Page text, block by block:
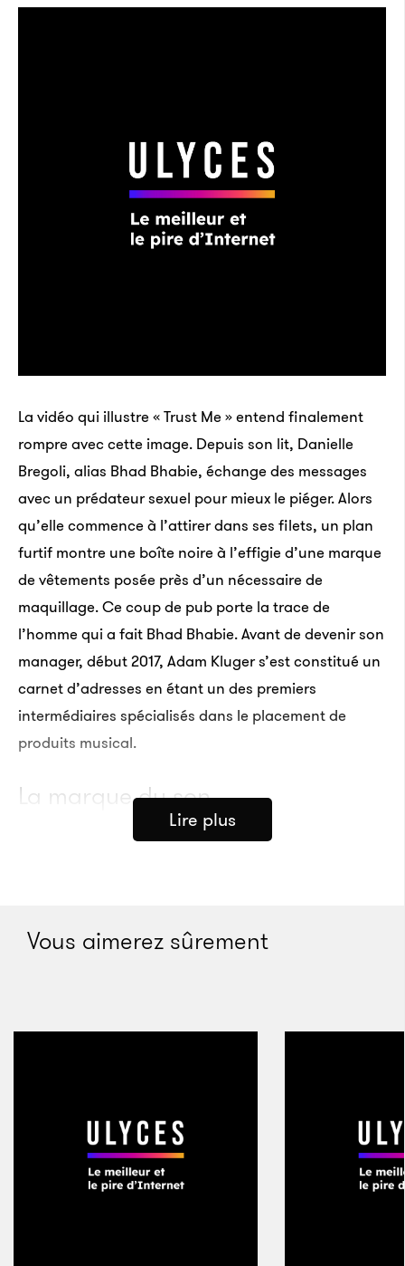
La vidéo qui illustre « Trust Me » entend finalement
rompre avec cette image. Depuis son lit, Danielle
Bregoli, alias Bhad Bhabie, échange des messages
avec un prédateur sexuel pour mieux le piéger. Alors
qu’elle commence à l’attirer dans ses filets, un plan
furtif montre une boîte noire à l’effigie d’une marque
de vêtements posée près d’un nécessaire de
maquillage. Ce coup de pub porte la trace de
l’homme qui a fait Bhad Bhabie. Avant de devenir son
manager, début 2017, Adam Kluger s’est constitué un
carnet d’adresses en étant un des premiers
intermédiaires spécialisés dans le placement de
produits musical.
La marque du son
disques, menacée de mort par le téléchargement
illégal. Réunies sous la bannière de la Recording
procurés des albums grâce au logiciel Kazaa. C’est
travailler dans la musique. Fils d’un joaillier et d’une
négociante de vêtements, il songe à monter son
entreprise tout en vendant des couteaux en porte-à-
porte après les cours.
Lire plus
Vous aimerez sûrement